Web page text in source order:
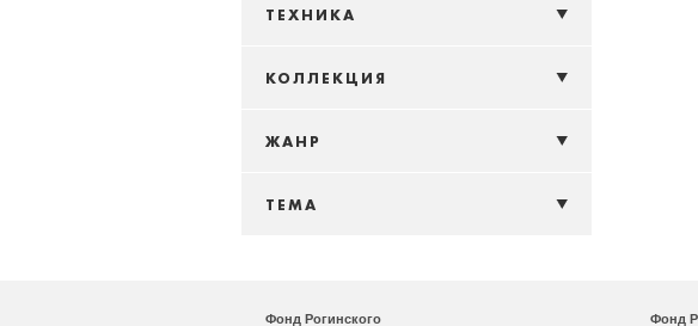
ТЕХНИКА
КОЛЛЕКЦИЯ
ЖАНР
ТЕМА
Фонд Рогинского Фонд